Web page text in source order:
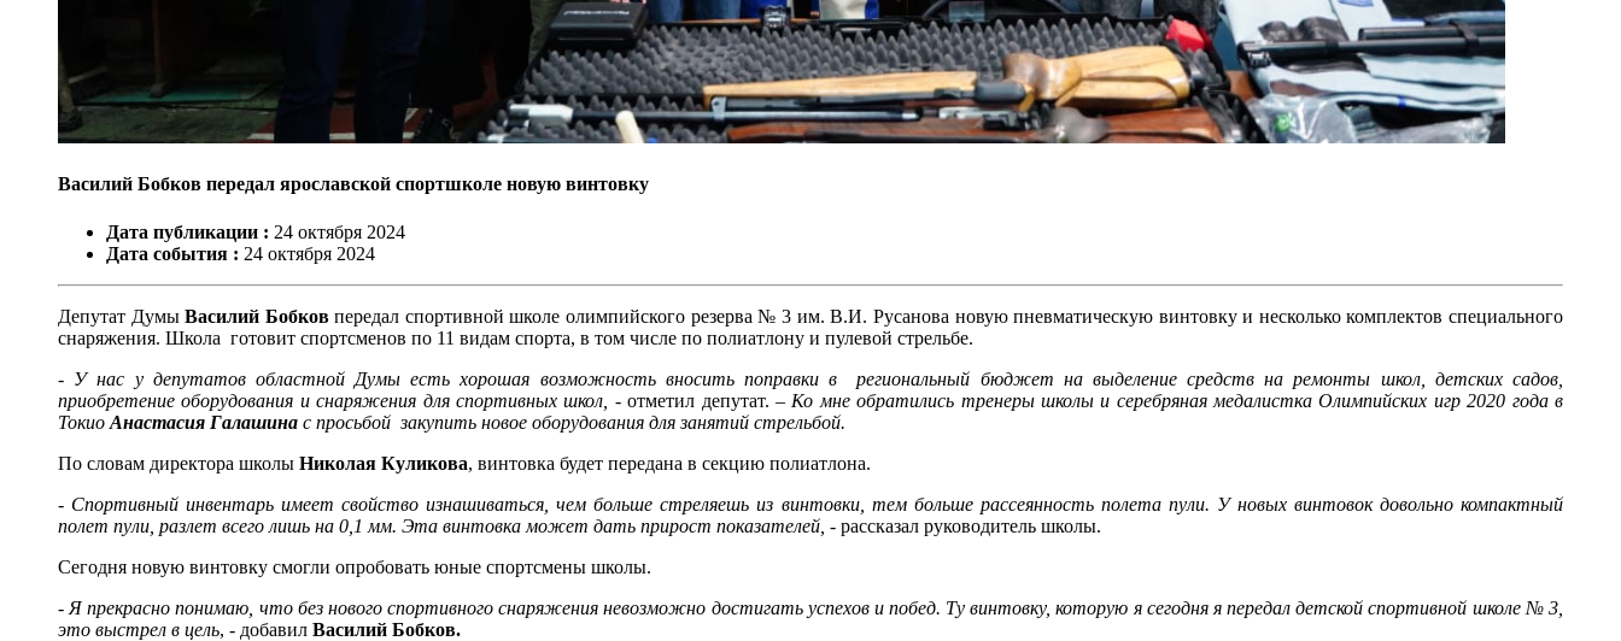
Василий Бобков передал ярославской спортшколе новую винтовку
Дата публикации : 24 октября 2024
Дата события : 24 октября 2024
Депутат ДумыВасилий Бобковпередал спортивной школе олимпийского резерва № 3 им. В.И. Русанова новую пневматическую винтовку и несколько комплектов специального
снаряжения. Школа готовит спортсменов по 11 видам спорта, в том числе по полиатлону и пулевой стрельбе.
- У нас у депутатов областной Думы есть хорошая возможность вносить поправки в региональный бюджет на выделение средств на ремонты школ, детских садов,
приобретение оборудования и снаряжения для спортивных школ, - отметил депутат. – Ко мне обратились тренеры школы и серебряная медалистка Олимпийских игр 2020 года в
Токио Анастасия Галашина с просьбой закупить новое оборудования для занятий стрельбой.
По словам директора школы Николая Куликова, винтовка будет передана в секцию полиатлона.
- Спортивный инвентарь имеет свойство изнашиваться, чем больше стреляешь из винтовки, тем больше рассеянность полета пули. У новых винтовок довольно компактный
полет пули, разлет всего лишь на 0,1 мм. Эта винтовка может дать прирост показателей, - рассказал руководитель школы.
Сегодня новую винтовку смогли опробовать юные спортсмены школы.
- Я прекрасно понимаю, что без нового спортивного снаряжения невозможно достигать успехов и побед. Ту винтовку, которую я сегодня я передал детской спортивной школе № 3,
это выстрел в цель, - добавил Василий Бобков.